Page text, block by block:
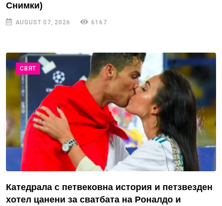
Снимки)
AUGUST 07, 2026 6167
СВЯТ
Катедрала с петвековна история и петзвезден
хотел цанени за сватбата на Роналдо и